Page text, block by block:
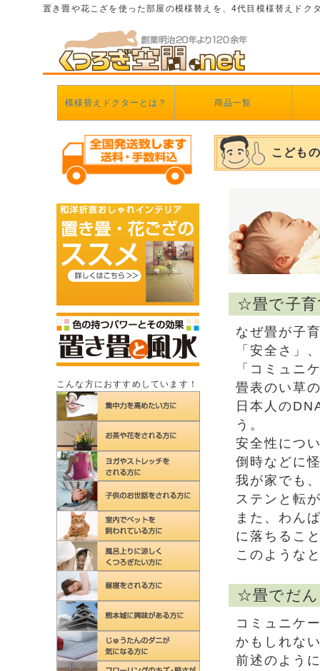
置き畳や花こざを使った部屋の模様替えを、4代目模様替えドク
模様替えドクターとは？ 商品一覧
こんな方におすすめしています！
こども
☆畳で子育
なぜ畳が子
「安全さ」
「コミュニ
畳表のい草
日本人の
う。
安全性につ
倒時などに
我が家でも
ステンと転
また、わん
に落ちるこ
このような
☆畳でだ
コミュニケ
かもしれな
前述のよう